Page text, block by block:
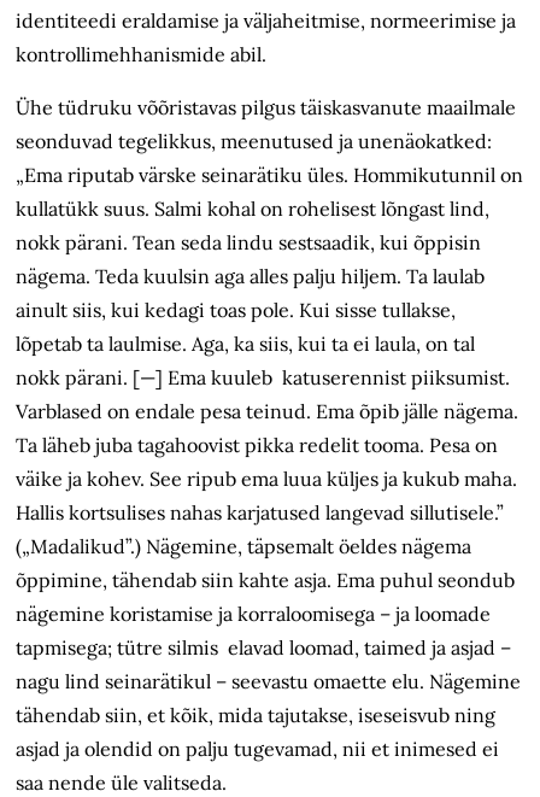
identiteedi eraldamise ja väljaheitmise, normeerimise ja
kontrollimehhanismide abil.
Ühe tüdruku võõristavas pilgus täiskasvanute maailmale
seonduvad tegelikkus, meenutused ja unenäokatked:
„Ema riputab värske seinarätiku üles. Hommikutunnil on
kullatükk suus. Salmi kohal on rohelisest lõngast lind,
nokk pärani. Tean seda lindu sestsaadik, kui õppisin
nägema. Teda kuulsin aga alles palju hiljem. Ta laulab
ainult siis, kui kedagi toas pole. Kui sisse tullakse,
lõpetab ta laulmise. Aga, ka siis, kui ta ei laula, on tal
nokk pärani. [—] Ema kuuleb katuserennist piiksumist.
Varblased on endale pesa teinud. Ema õpib jälle nägema.
Ta läheb juba tagahoovist pikka redelit tooma. Pesa on
väike ja kohev. See ripub ema luua küljes ja kukub maha.
Hallis kortsulises nahas karjatused langevad sillutisele.”
(„Madalikud”.) Nägemine, täpsemalt öeldes nägema
õppimine, tähendab siin kahte asja. Ema puhul seondub
nägemine koristamise ja korraloomisega – ja loomade
tapmisega; tütre silmis elavad loomad, taimed ja asjad –
nagu lind seinarätikul – seevastu omaette elu. Nägemine
tähendab siin, et kõik, mida tajutakse, iseseisvub ning
asjad ja olendid on palju tugevamad, nii et inimesed ei
saa nende üle valitseda.